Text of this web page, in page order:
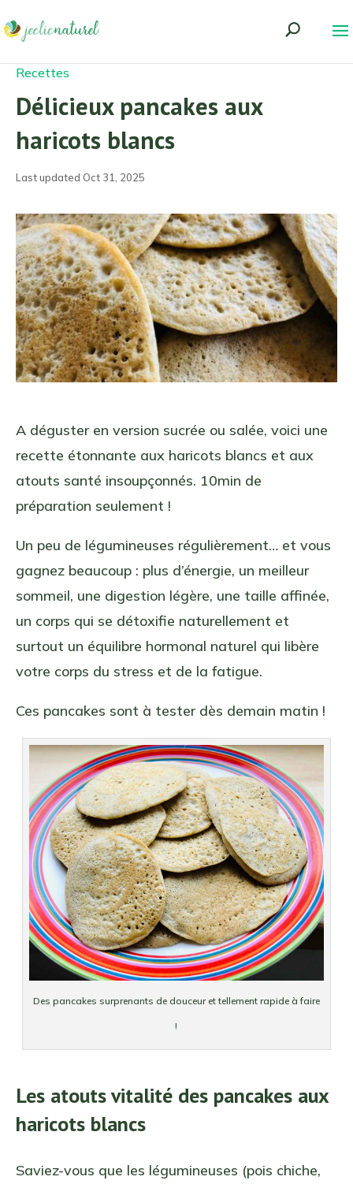
Recettes
Délicieux pancakes aux
haricots blancs
Last updated Oct 31, 2025
A déguster en version sucrée ou salée, voici une
recette étonnante aux haricots blancs et aux
atouts santé insoupçonnés. 10min de
préparation seulement !
Un peu de légumineuses régulièrement… et vous
gagnez beaucoup : plus d’énergie, un meilleur
sommeil, une digestion légère, une taille affinée,
un corps qui se détoxifie naturellement et
surtout un équilibre hormonal naturel qui libère
votre corps du stress et de la fatigue.
Ces pancakes sont à tester dès demain matin !
Des pancakes surprenants de douceur et tellement rapide à faire
!
Les atouts vitalité des pancakes aux
haricots blancs
Saviez-vous que les légumineuses (pois chiche,